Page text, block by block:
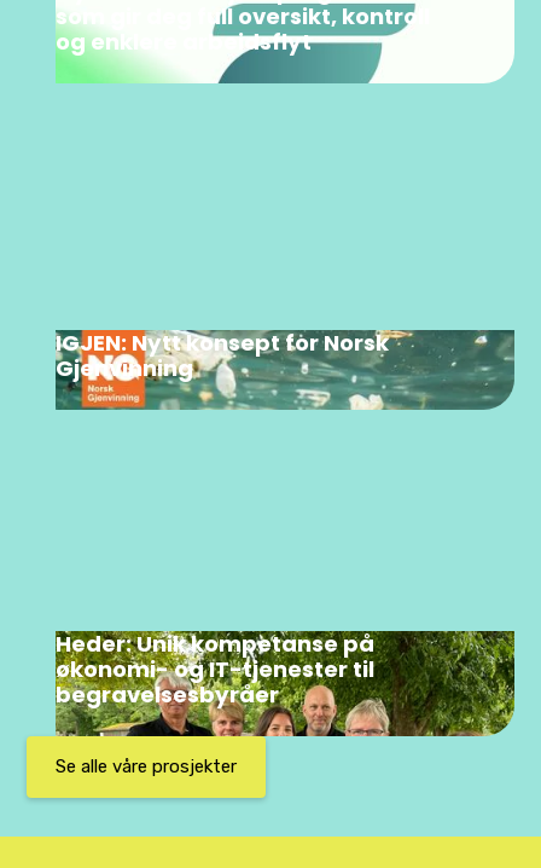
som gir deg full oversikt, kontroll
og enklere arbeidsflyt
IGJEN: Nytt konsept for Norsk
Gjenvinning
Heder: Unik kompetanse på
økonomi- og IT-tjenester til
begravelsesbyråer
Se alle våre prosjekter